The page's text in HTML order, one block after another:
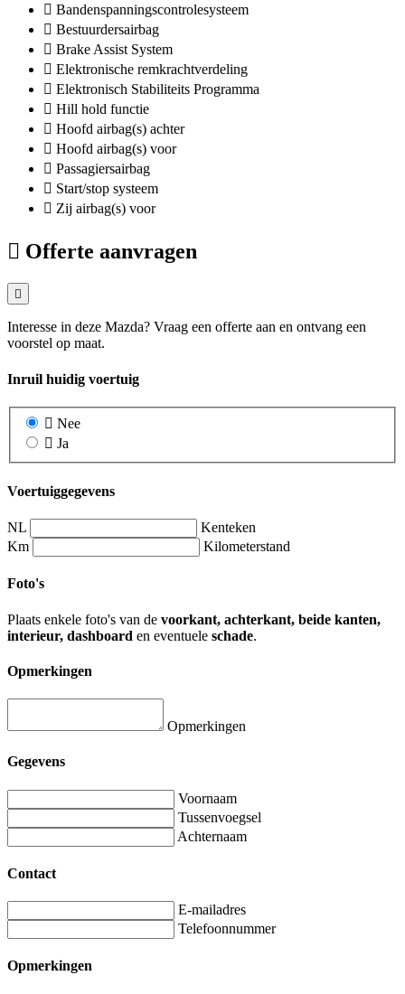
Bandenspanningscontrolesysteem
Bestuurdersairbag
Brake Assist System
Elektronische remkrachtverdeling
Elektronisch Stabiliteits Programma
Hill hold functie
Hoofd airbag(s) achter
Hoofd airbag(s) voor
Passagiersairbag
Start/stop systeem
Zij airbag(s) voor
Offerte aanvragen
Interesse in deze Mazda? Vraag een offerte aan en ontvang een
voorstel op maat.
Inruil huidig voertuig
Nee
Ja
Voertuiggegevens
NL
Kenteken
Km
Kilometerstand
Foto's
Plaats enkele foto's van de voorkant, achterkant, beide kanten,
interieur, dashboard en eventuele schade.
Opmerkingen
Opmerkingen
Gegevens
Voornaam
Tussenvoegsel
Achternaam
Contact
E-mailadres
Telefoonnummer
Opmerkingen